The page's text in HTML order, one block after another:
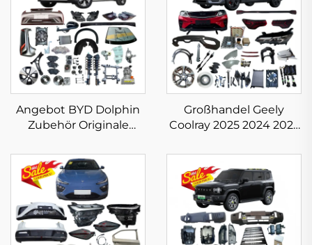
Angebot BYD Dolphin
Zubehör Originale
Ersatzteile EV
Komplette
Karosserieteile
Großhandel Geely
Coolray 2025 2024 2023
Autoteile Binyue
Ersatzteile in neuem
Originalzustand